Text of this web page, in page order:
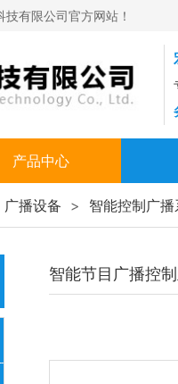
有限公司官方网站！
产品中心
调音台
专业灯光
广播设备 > 智能控制广播
智能节目广播控